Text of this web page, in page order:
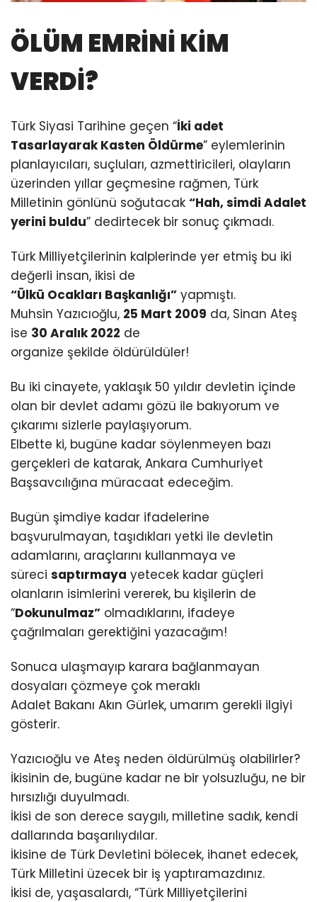
ÖLÜM EMRİNİ KİM
VERDİ?
Türk Siyasi Tarihine geçen “İki adet
Tasarlayarak Kasten Öldürme” eylemlerinin
planlayıcıları, suçluları, azmettiricileri, olayların
üzerinden yıllar geçmesine rağmen, Türk
Milletinin gönlünü soğutacak “Hah, simdi Adalet
yerini buldu” dedirtecek bir sonuç çıkmadı.
Türk Milliyetçilerinin kalplerinde yer etmiş bu iki
değerli insan, ikisi de
“Ülkü Ocakları Başkanlığı” yapmıştı.
Muhsin Yazıcıoğlu, 25 Mart 2009 da, Sinan Ateş
ise 30 Aralık 2022 de
organize şekilde öldürüldüler!
Bu iki cinayete, yaklaşık 50 yıldır devletin içinde
olan bir devlet adamı gözü ile bakıyorum ve
çıkarımı sizlerle paylaşıyorum.
Elbette ki, bugüne kadar söylenmeyen bazı
gerçekleri de katarak, Ankara Cumhuriyet
Başsavcılığına müracaat edeceğim.
Bugün şimdiye kadar ifadelerine
başvurulmayan, taşıdıkları yetki ile devletin
adamlarını, araçlarını kullanmaya ve
süreci saptırmaya yetecek kadar güçleri
olanların isimlerini vererek, bu kişilerin de
“Dokunulmaz” olmadıklarını, ifadeye
çağrılmaları gerektiğini yazacağım!
Sonuca ulaşmayıp karara bağlanmayan
dosyaları çözmeye çok meraklı
Adalet Bakanı Akın Gürlek, umarım gerekli ilgiyi
gösterir.
Yazıcıoğlu ve Ateş neden öldürülmüş olabilirler?
İkisinin de, bugüne kadar ne bir yolsuzluğu, ne bir
hırsızlığı duyulmadı.
İkisi de son derece saygılı, milletine sadık, kendi
dallarında başarılıydılar.
İkisine de Türk Devletini bölecek, ihanet edecek,
Türk Milletini üzecek bir iş yaptıramazdınız.
İkisi de, yaşasalardı, “Türk Milliyetçilerini